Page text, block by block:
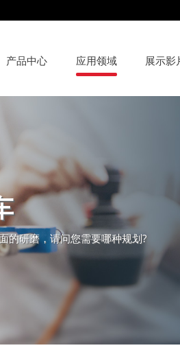
产品中心 应用领域 展示影
的研磨，请问您需要哪种规划?